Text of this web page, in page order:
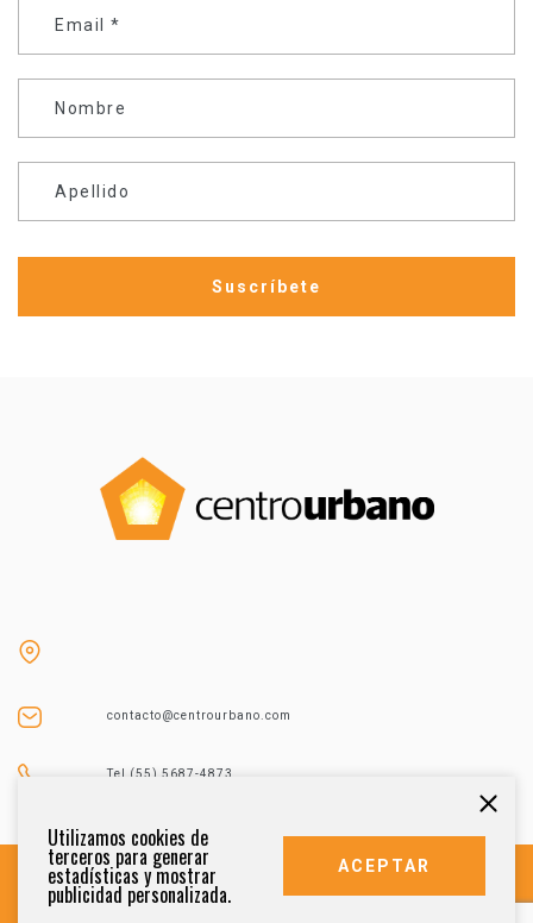
Email *
Nombre
Apellido
contacto@centrourbano.com
Tel (55) 5687-4873
Utilizamos cookies de
terceros para generar
estadísticas y mostrar
publicidad personalizada.
ACEPTAR